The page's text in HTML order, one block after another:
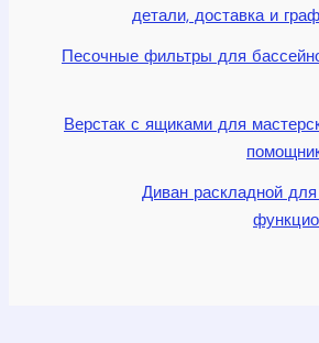
детали, доставка и
Песочные фильтры для
Верстак с ящиками для
Диван раскладной